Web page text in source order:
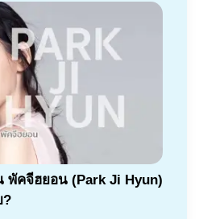
พัคจีฮยอน (Park Ji Hyun)
?